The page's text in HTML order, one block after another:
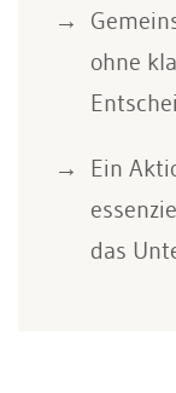
ohne
Ein
das